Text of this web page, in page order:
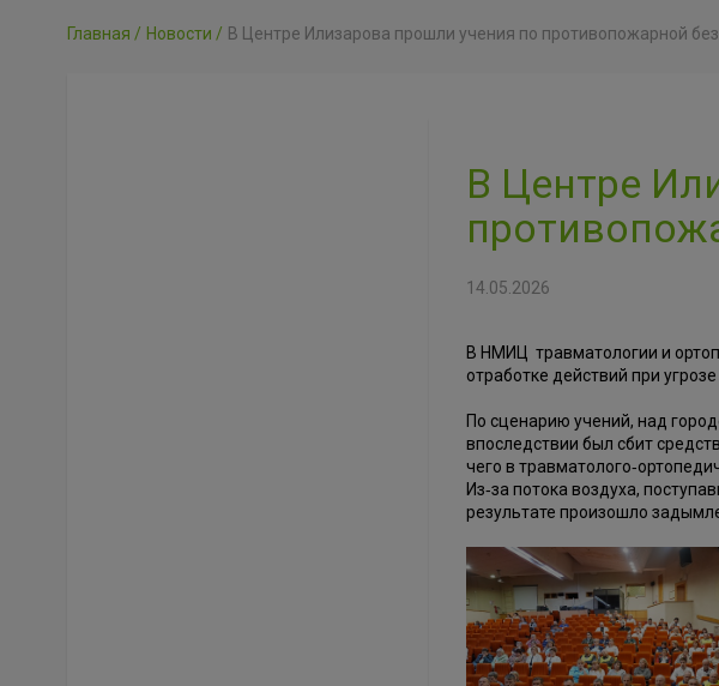
Главная Новости В Центре Илизарова прошли учения по противопожарной
В Центре
14.05.2026
В НМИЦ травматологии и
отработке действий при
По сценарию учений, над
впоследствии был сбит
чего в
Из‑за потока воздуха,
результате произошло